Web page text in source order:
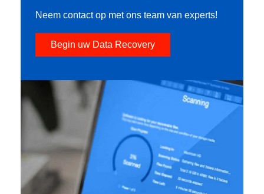
Neem contact op met ons team van experts!
Begin uw Data Recovery